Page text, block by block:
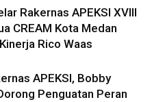
Rakernas APEKSI XVIII
CREAM Kota Medan
Rico Waas
APEKSI, Bobby
Penguatan Peran